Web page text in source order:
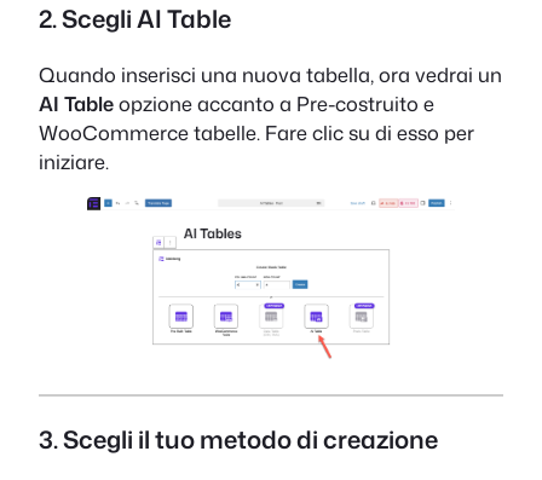
2. Scegli AI Table
Quando inserisci una nuova tabella, ora vedrai un
AI Tableopzione accanto a Pre-costruito e
WooCommerce tabelle. Fare clic su di esso per
iniziare.
3. Scegli il tuo metodo di creazione